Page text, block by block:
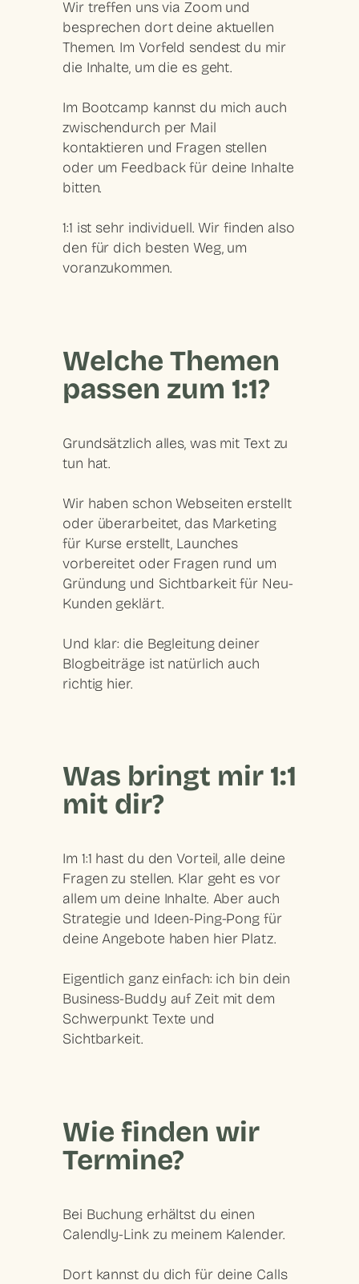
Wir treffen uns via Zoom und
besprechen dort deine aktuellen
Themen. Im Vorfeld sendest du mir
die Inhalte, um die es geht.
Im Bootcamp kannst du mich auch
zwischendurch per Mail
kontaktieren und Fragen stellen
oder um Feedback für deine Inhalte
bitten.
1:1 ist sehr individuell. Wir finden also
den für dich besten Weg, um
voranzukommen.
Welche Themen
passen zum 1:1?
Grundsätzlich alles, was mit Text zu
tun hat.
Wir haben schon Webseiten erstellt
oder überarbeitet, das Marketing
für Kurse erstellt, Launches
vorbereitet oder Fragen rund um
Gründung und Sichtbarkeit für Neu-
Kunden geklärt.
Und klar: die Begleitung deiner
Blogbeiträge ist natürlich auch
richtig hier.
Was bringt mir 1:1
mit dir?
Im 1:1 hast du den Vorteil, alle deine
Fragen zu stellen. Klar geht es vor
allem um deine Inhalte. Aber auch
Strategie und Ideen-Ping-Pong für
deine Angebote haben hier Platz.
Eigentlich ganz einfach: ich bin dein
Business-Buddy auf Zeit mit dem
Schwerpunkt Texte und
Sichtbarkeit.
Wie finden wir
Termine?
Bei Buchung erhältst du einen
Calendly-Link zu meinem Kalender.
Dort kannst du dich für deine Calls